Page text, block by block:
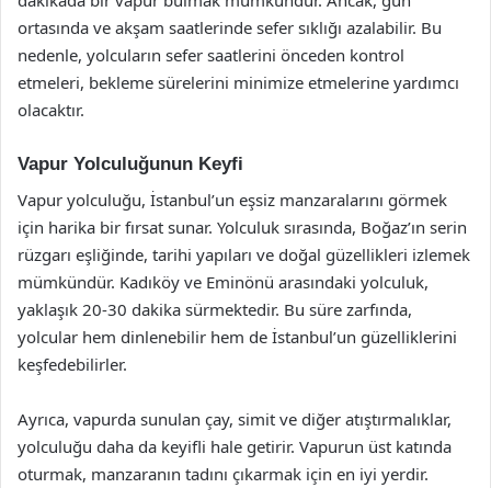
ortasında ve akşam saatlerinde sefer sıklığı azalabilir. Bu
nedenle, yolcuların sefer saatlerini önceden kontrol
etmeleri, bekleme sürelerini minimize etmelerine yardımcı
olacaktır.
Vapur Yolculuğunun Keyfi
Vapur yolculuğu, İstanbul’un eşsiz manzaralarını görmek
için harika bir fırsat sunar. Yolculuk sırasında, Boğaz’ın serin
rüzgarı eşliğinde, tarihi yapıları ve doğal güzellikleri izlemek
mümkündür. Kadıköy ve Eminönü arasındaki yolculuk,
yaklaşık 20-30 dakika sürmektedir. Bu süre zarfında,
yolcular hem dinlenebilir hem de İstanbul’un güzelliklerini
keşfedebilirler.
Ayrıca, vapurda sunulan çay, simit ve diğer atıştırmalıklar,
yolculuğu daha da keyifli hale getirir. Vapurun üst katında
oturmak, manzaranın tadını çıkarmak için en iyi yerdir.